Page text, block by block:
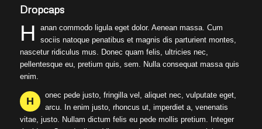
Dropcaps
H
anan commodo ligula eget dolor. Aenean massa. Cum
sociis natoque penatibus et magnis dis parturient montes,
nascetur ridiculus mus. Donec quam felis, ultricies nec,
pellentesque eu, pretium quis, sem. Nulla consequat massa quis
enim.
H
onec pede justo, fringilla vel, aliquet nec, vulputate eget,
arcu. In enim justo, rhoncus ut, imperdiet a, venenatis
vitae, justo. Nullam dictum felis eu pede mollis pretium. Integer